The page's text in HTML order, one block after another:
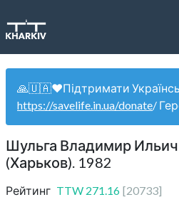
🙏🇺🇦❤️Підтримати
https://savelife.in.ua/donate/
Шульга Владимир Ильич
(Харьков). 1982
Рейтинг TTW 271.16 [20733]